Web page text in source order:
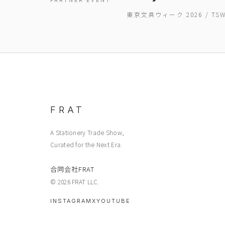
東京文具ウィーク 2026 /
FRAT
A Stationery Trade Show,
Curated for the Next Era.
合同会社FRAT
© 2026 FRAT LLC.
INSTAGRAM XYOUTUBE